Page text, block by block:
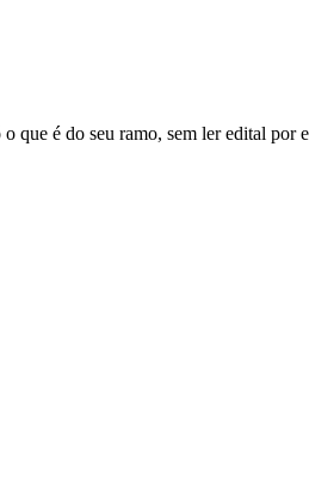
que é do seu ramo, sem ler edital por